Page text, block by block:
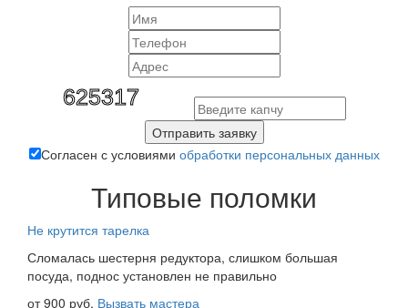
Отправить заявку
Согласен с условиями обработки персональных данных
Типовые поломки
Не крутится тарелка
Сломалась шестерня редуктора, слишком большая
посуда, поднос установлен не правильно
от 900 руб. Вызвать мастера